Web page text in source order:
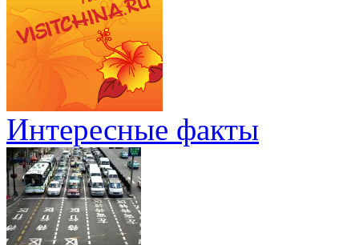
Интересные факты